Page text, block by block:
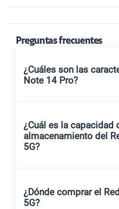
Preguntas frecuentes
¿Cuáles son las
Note 14 Pro?
¿Cuál es la capacidad
almacenamiento del
5G?
¿Dónde comprar el
5G?